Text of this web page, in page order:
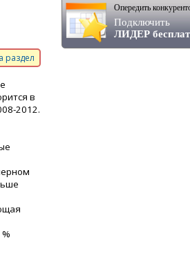
раздел
в
2012.
Опередить
Подключить
ЛИДЕР